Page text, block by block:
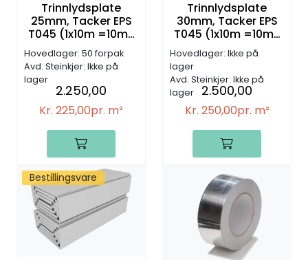
Trinnlydsplate
25mm, Tacker EPS
T045 (1x10m =10m2
pr. rull)
Hovedlager: 50 forpak
Avd. Steinkjer: Ikke på
lager
2.250,00
Kr. 225,00pr. m²
Trinnlydsplate
30mm, Tacker EPS
T045 (1x10m =10m2
pr. rull)
Hovedlager: Ikke på
lager
Avd. Steinkjer: Ikke på
lager
2.500,00
Kr. 250,00pr. m²
Bestillingsvare